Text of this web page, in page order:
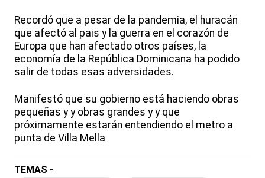
Recordó que a pesar de la pandemia, el huracán
que afectó al pais y la guerra en el corazón de
Europa que han afectado otros países, la
economía de la República Dominicana ha podido
salir de todas esas adversidades.
Manifestó que su gobierno está haciendo obras
pequeñas y y obras grandes y y que
próximamente estarán entendiendo el metro a
punta de Villa Mella
TEMAS -